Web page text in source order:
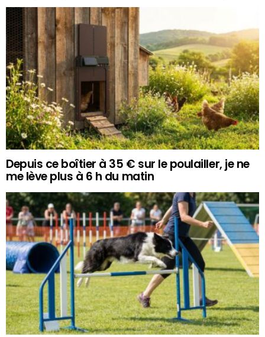
Depuis ce boîtier à 35 € sur le poulailler, je ne
me lève plus à 6 h du matin